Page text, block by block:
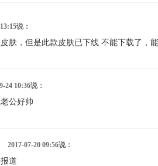
说：
肤，但是此款皮肤已下线 不能下载了，
24 10:36说：
公好帅
2017-07-20 09:56说：
道